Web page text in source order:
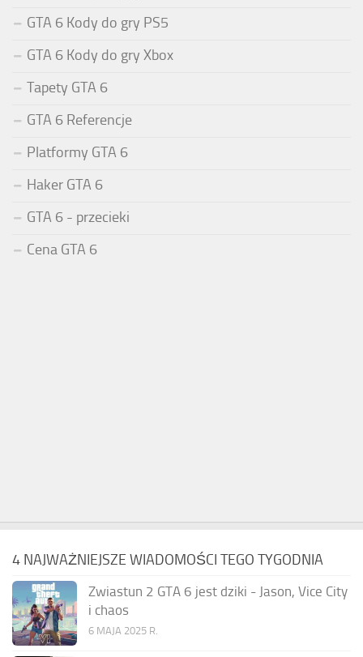
GTA 6 Kody do gry PS5
GTA 6 Kody do gry Xbox
Tapety GTA 6
GTA 6 Referencje
Platformy GTA 6
Haker GTA 6
GTA 6 - przecieki
Cena GTA 6
4 NAJWAŻNIEJSZE WIADOMOŚCI TEGO TYGODNIA
Zwiastun 2 GTA 6 jest dziki - Jason, Vice City
i chaos
6 MAJA 2025 R.